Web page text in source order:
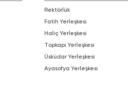
Rektörlük
Fatih Yerleşkesi
Haliç Yerleşkesi
Topkapı Yerleşkesi
Üsküdar Yerleşkesi
Ayasofya Yerleşkesi